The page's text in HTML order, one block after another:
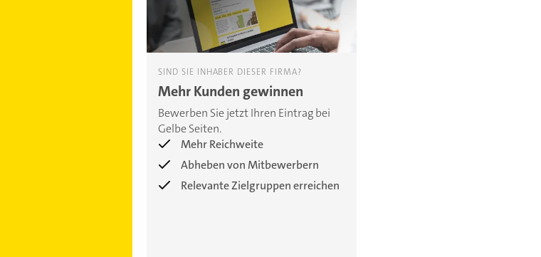
SIND SIE INHABER DIESER FIRMA?
Mehr Kunden gewinnen
Bewerben Sie jetzt Ihren Eintrag bei
Gelbe Seiten.
Mehr Reichweite
Abheben von Mitbewerbern
Relevante Zielgruppen erreichen